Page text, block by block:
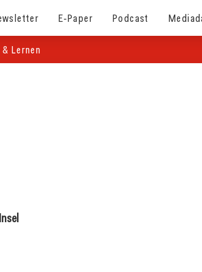
E-Paper Podcast
Lernen